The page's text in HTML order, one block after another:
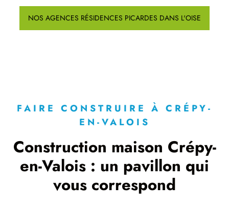
NOS AGENCES RÉSIDENCES PICARDES DANS L'OISE
FAIRE CONSTRUIRE À CRÉPY-
EN-VALOIS
Construction maison Crépy-
en-Valois : un pavillon qui
vous correspond